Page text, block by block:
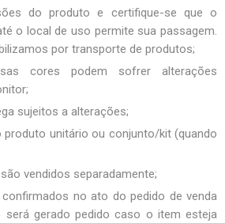
do produto e certifique-se que o
o local de uso permite sua passagem.
por transporte de produtos;
cores podem sofrer alterações
sujeitos a alterações;
produto unitário ou conjunto/kit (quando
vendidos separadamente;
no ato do pedido de venda
será gerado pedido caso o item esteja